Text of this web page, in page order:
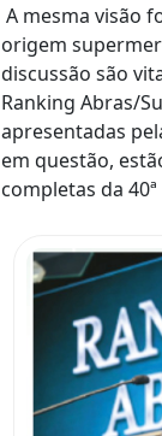
A mesma visão
origem
discussão são
Ranking Abras/
apresentadas
em questão,
completas da